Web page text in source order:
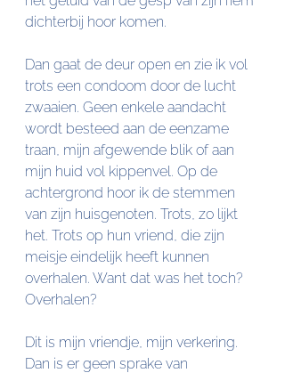
dichterbij hoor komen.
Dan gaat de deur open en zie ik vol
trots een condoom door de lucht
zwaaien. Geen enkele aandacht
wordt besteed aan de eenzame
traan, mijn afgewende blik of aan
mijn huid vol kippenvel. Op de
achtergrond hoor ik de stemmen
van zijn huisgenoten. Trots, zo lijkt
het. Trots op hun vriend, die zijn
meisje eindelijk heeft kunnen
overhalen. Want dat was het toch?
Overhalen?
Dit is mijn vriendje, mijn verkering.
Dan is er geen sprake van